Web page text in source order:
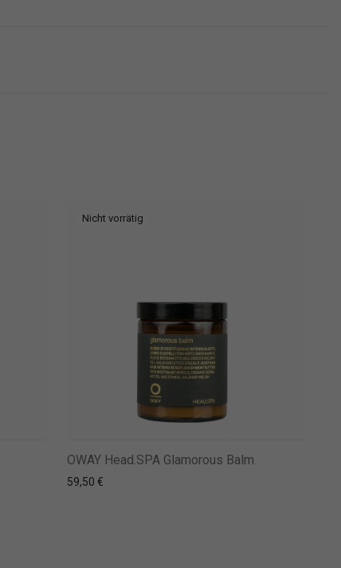
OWAY Head.SPA Glamorous Balm
59,50 €